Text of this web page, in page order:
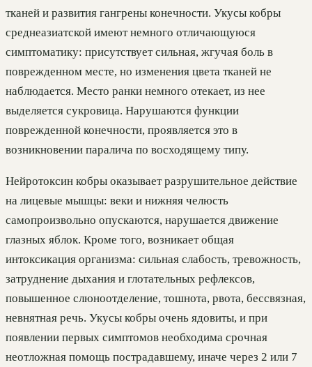
тканей и развития гангрены конечности. Укусы кобры
среднеазиатской имеют немного отличающуюся
симптоматику: присутствует сильная, жгучая боль в
поврежденном месте, но изменения цвета тканей не
наблюдается. Место ранки немного отекает, из нее
выделяется сукровица. Нарушаются функции
поврежденной конечности, проявляется это в
возникновении паралича по восходящему типу.
Нейротоксин кобры оказывает разрушительное действие
на лицевые мышцы: веки и нижняя челюсть
самопроизвольно опускаются, нарушается движение
глазных яблок. Кроме того, возникает общая
интоксикация организма: сильная слабость, тревожность,
затруднение дыхания и глотательных рефлексов,
повышенное слюноотделение, тошнота, рвота, бессвязная,
невнятная речь. Укусы кобры очень ядовиты, и при
появлении первых симптомов необходима срочная
неотложная помощь пострадавшему, иначе через 2 или 7